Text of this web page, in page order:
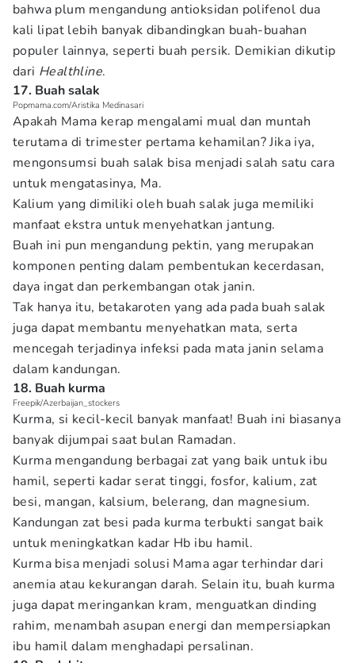
bahwa plum mengandung antioksidan polifenol dua
kali lipat lebih banyak dibandingkan buah-buahan
populer lainnya, seperti buah persik. Demikian dikutip
dari Healthline.
17. Buah salak
Popmama.com/Aristika Medinasari
Apakah Mama kerap mengalami mual dan muntah
terutama di trimester pertama kehamilan? Jika iya,
mengonsumsi buah salak bisa menjadi salah satu cara
untuk mengatasinya, Ma.
Kalium yang dimiliki oleh buah salak juga memiliki
manfaat ekstra untuk menyehatkan jantung.
Buah ini pun mengandung pektin, yang merupakan
komponen penting dalam pembentukan kecerdasan,
daya ingat dan perkembangan otak janin.
Tak hanya itu, betakaroten yang ada pada buah salak
juga dapat membantu menyehatkan mata, serta
mencegah terjadinya infeksi pada mata janin selama
dalam kandungan.
18. Buah kurma
Freepik/Azerbaijan_stockers
Kurma, si kecil-kecil banyak manfaat! Buah ini biasanya
banyak dijumpai saat bulan Ramadan.
Kurma mengandung berbagai zat yang baik untuk ibu
hamil, seperti kadar serat tinggi, fosfor, kalium, zat
besi, mangan, kalsium, belerang, dan magnesium.
Kandungan zat besi pada kurma terbukti sangat baik
untuk meningkatkan kadar Hb ibu hamil.
Kurma bisa menjadi solusi Mama agar terhindar dari
anemia atau kekurangan darah. Selain itu, buah kurma
juga dapat meringankan kram, menguatkan dinding
rahim, menambah asupan energi dan mempersiapkan
ibu hamil dalam menghadapi persalinan.